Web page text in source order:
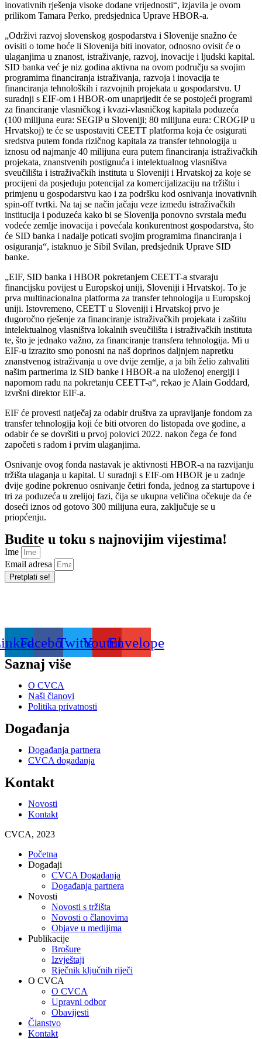
inovativnih rješenja visoke dodane vrijednosti“, izjavila je ovom
prilikom Tamara Perko, predsjednica Uprave HBOR-a.
„Održivi razvoj slovenskog gospodarstva i Slovenije snažno će
ovisiti o tome hoće li Slovenija biti inovator, odnosno ovisit će o
ulaganjima u znanost, istraživanje, razvoj, inovacije i ljudski kapital.
SID banka već je niz godina aktivna na ovom području sa svojim
programima financiranja istraživanja, razvoja i inovacija te
financiranja tehnoloških i razvojnih projekata u gospodarstvu. U
suradnji s EIF-om i HBOR-om unaprijedit će se postojeći programi
za financiranje vlasničkog i kvazi-vlasničkog kapitala poduzeća
(100 milijuna eura: SEGIP u Sloveniji; 80 milijuna eura: CROGIP u
Hrvatskoj) te će se uspostaviti CEETT platforma koja će osigurati
sredstva putem fonda rizičnog kapitala za transfer tehnologija u
iznosu od najmanje 40 milijuna eura putem financiranja istraživačkih
projekata, znanstvenih postignuća i intelektualnog vlasništva
sveučilišta i istraživačkih instituta u Sloveniji i Hrvatskoj za koje se
procijeni da posjeduju potencijal za komercijalizaciju na tržištu i
primjenu u gospodarstvu kao i za podršku kod osnivanja inovativnih
spin-off tvrtki. Na taj se način jačaju veze između istraživačkih
institucija i poduzeća kako bi se Slovenija ponovno svrstala među
vodeće zemlje inovacija i povećala konkurentnost gospodarstva, što
će SID banka i nadalje poticati svojim programima financiranja i
osiguranja“, istaknuo je Sibil Svilan, predsjednik Uprave SID
banke.
„EIF, SID banka i HBOR pokretanjem CEETT-a stvaraju
financijsku povijest u Europskoj uniji, Sloveniji i Hrvatskoj. To je
prva multinacionalna platforma za transfer tehnologija u Europskoj
uniji. Istovremeno, CEETT u Sloveniji i Hrvatskoj prvo je
dugoročno rješenje za financiranje istraživačkih projekata i zaštitu
intelektualnog vlasništva lokalnih sveučilišta i istraživačkih instituta
te, što je jednako važno, za financiranje transfera tehnologija. Mi u
EIF-u izrazito smo ponosni na naš doprinos daljnjem napretku
znanstvenog istraživanja u ove dvije zemlje, a ja bih želio zahvaliti
našim partnerima iz SID banke i HBOR-a na uloženoj energiji i
napornom radu na pokretanju CEETT-a“, rekao je Alain Goddard,
izvršni direktor EIF-a.
EIF će provesti natječaj za odabir društva za upravljanje fondom za
transfer tehnologija koji će biti otvoren do listopada ove godine, a
odabir će se dovršiti u prvoj polovici 2022. nakon čega će fond
započeti s radom i prvim ulaganjima.
Osnivanje ovog fonda nastavak je aktivnosti HBOR-a na razvijanju
tržišta ulaganja u kapital. U suradnji s EIF-om HBOR je u zadnje
dvije godine pokrenuo osnivanje četiri fonda, jednog za startupove i
tri za poduzeća u zrelijoj fazi, čija se ukupna veličina očekuje da će
doseći iznos od gotovo 300 milijuna eura, zaključuje se u
priopćenju.
Budite u toku s najnovijim vijestima!
Ime
Email adresa
Pretplati se!
FacebookTwitterYoutubeEnvelope
Saznaj više
O CVCA
Naši članovi
Politika privatnosti
Događanja
Događanja partnera
CVCA događanja
Kontakt
Novosti
Kontakt
CVCA, 2023
Početna
Događaji
CVCA Događanja
Događanja partnera
Novosti
Novosti s tržišta
Novosti o članovima
Objave u medijima
Publikacije
Brošure
Izvještaji
Rječnik ključnih riječi
O CVCA
O CVCA
Upravni odbor
Obavijesti
Članstvo
Kontakt